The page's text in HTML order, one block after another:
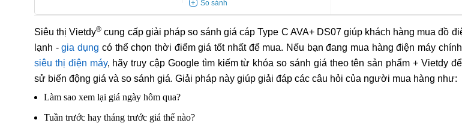
Siêu thị Vietdy® cung cấp giải pháp so sánh giá cáp Type C AVA+ DS07 giúp khách hàng mua đồ
lạnh -gia dụng có thể chọn thời điểm giá tốt nhất để mua. Nếu bạn đang mua hàng điện máy
siêu thị điện máy, hãy truy cập Google tìm kiếm từ khóa so sánh giá theo tên sản phẩm + Vietdy
sử biến động giá và so sánh giá. Giải pháp này giúp giải đáp các câu hỏi của người mua hàng như:
Làm sao xem lại giá ngày hôm qua?
Tuần trước hay tháng trước giá thế nào?